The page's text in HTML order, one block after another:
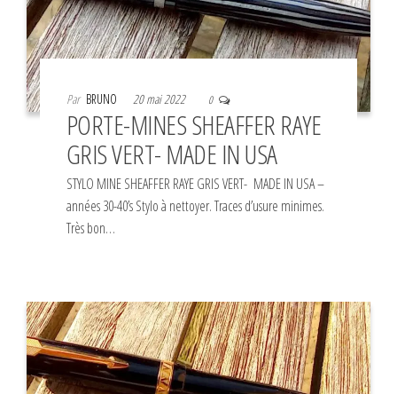
Par BRUNO 20 mai 2022 0
PORTE-MINES SHEAFFER RAYE
GRIS VERT- MADE IN USA
STYLO MINE SHEAFFER RAYE GRIS VERT- MADE IN USA –
années 30-40’s Stylo à nettoyer. Traces d’usure minimes.
Très bon…